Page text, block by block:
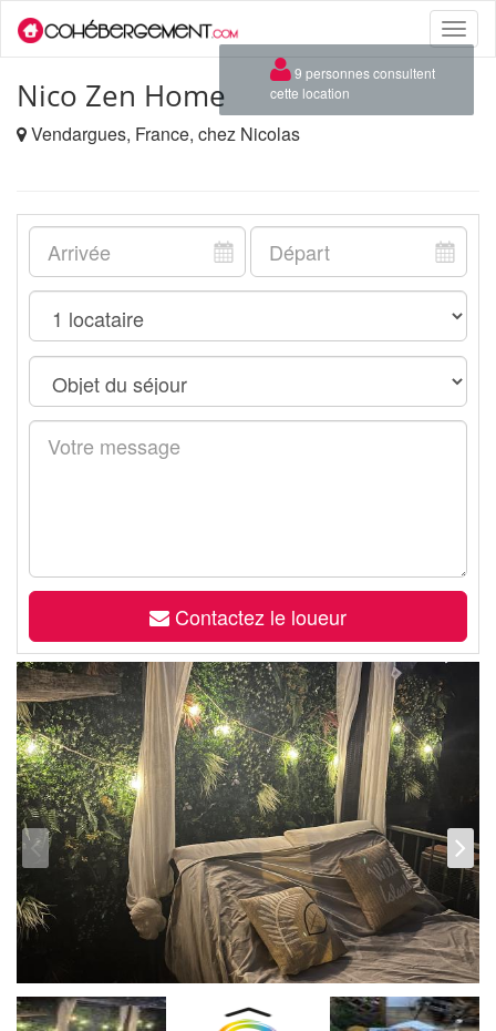
Toggle
Nico Zen Home
Vendargues, France, chez Nicolas
Contactez le loueur
×
9 personnes consultent
cette location